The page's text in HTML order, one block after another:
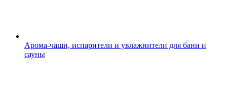
Арома-чаши, испарители и увлажнители для бани и
сауны